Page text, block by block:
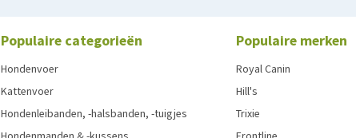
Populaire categorieën
Hondenvoer
Kattenvoer
Hondenleibanden, -halsbanden, -tuigjes
Populaire merken
Royal Canin
Hill's
Trixie